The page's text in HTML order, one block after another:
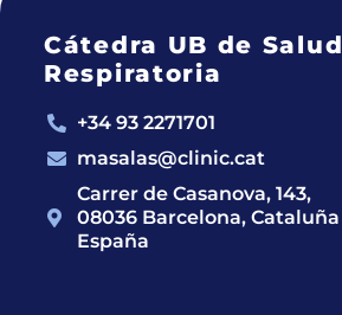
Cátedra UB de Salud
Respiratoria
+34 93 2271701
masalas@clinic.cat
Carrer de Casanova, 143,
08036 Barcelona, Cataluña
España